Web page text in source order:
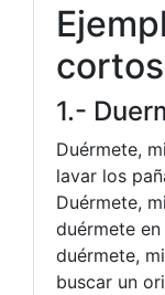
1.-
Duérmete,
lavar los
Duérmete,
duérmete
duérmete,
buscar un